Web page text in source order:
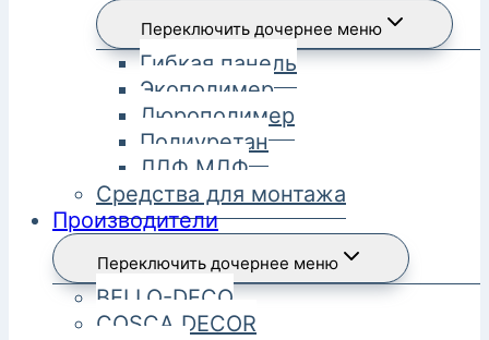
Переключить дочернее меню
Гибкая панель
Экополимер
Дюрополимер
Полиуретан
ЛДФ МДФ
Средства для монтажа
Производители
Переключить дочернее меню
BELLO-DECO
COSCA DECOR